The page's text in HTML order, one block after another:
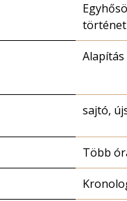
történet
Alapítás
sajtó,
Több